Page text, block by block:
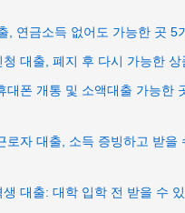
, 연금소득 없어도 가능한 곳 5
청 대출, 폐지 후 다시 가능한 상
대폰 개통 및 소액대출 가능한
로자 대출, 소득 증빙하고 받을
생 대출: 대학 입학 전 받을 수